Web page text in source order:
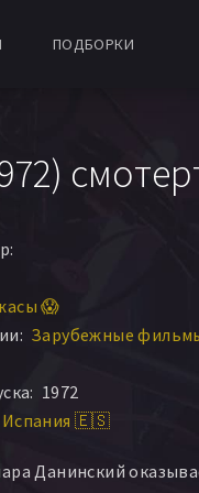
ПОДБОРКИ
😱
Зарубежные
1972
Испания 🇪🇸
Данинский